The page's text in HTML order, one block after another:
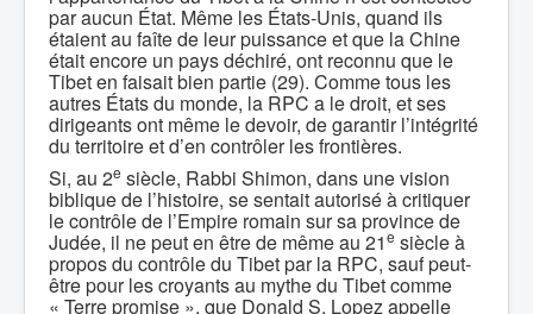
par aucun État. Même les États-Unis, quand ils
étaient au faîte de leur puissance et que la Chine
était encore un pays déchiré, ont reconnu que le
Tibet en faisait bien partie (29). Comme tous les
autres États du monde, la RPC a le droit, et ses
dirigeants ont même le devoir, de garantir l’intégrité
du territoire et d’en contrôler les frontières.
Si, au 2e siècle, Rabbi Shimon, dans une vision
biblique de l’histoire, se sentait autorisé à critiquer
le contrôle de l’Empire romain sur sa province de
Judée, il ne peut en être de même au 21e siècle à
propos du contrôle du Tibet par la RPC, sauf peut-
être pour les croyants au mythe du Tibet comme
« Terre promise », que Donald S. Lopez appelle